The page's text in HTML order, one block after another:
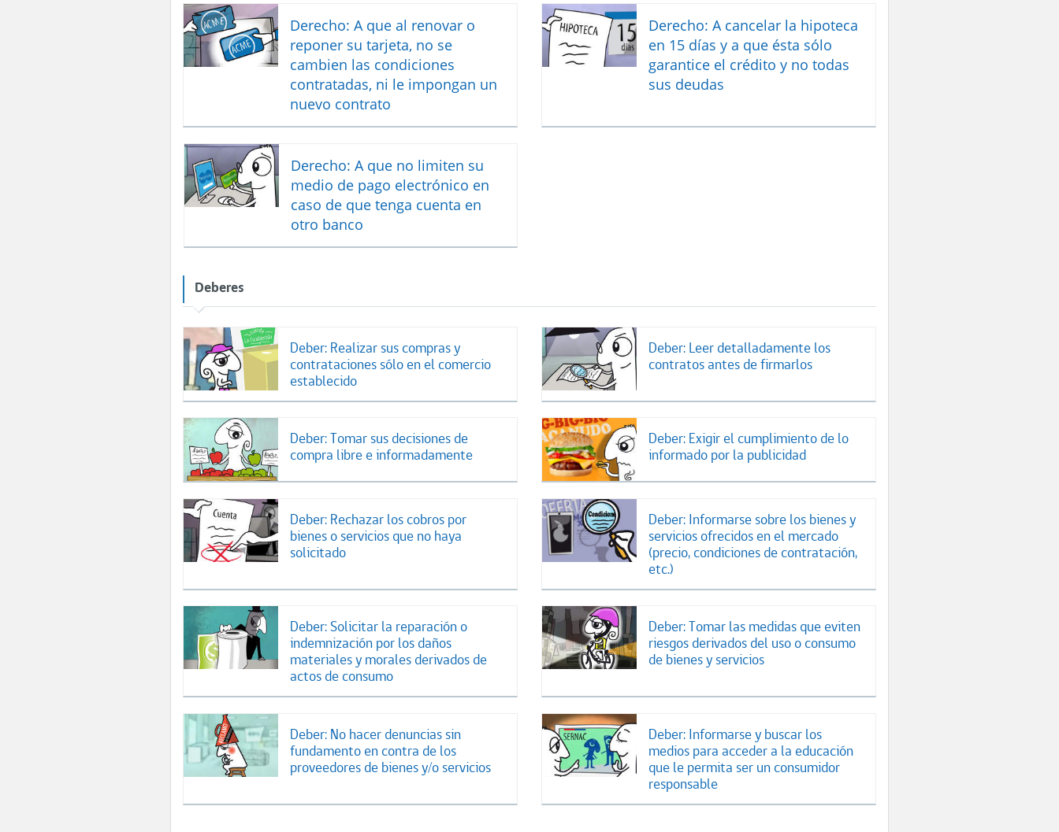
Derecho: A que al renovar o
reponer su tarjeta, no se
cambien las condiciones
contratadas, ni le impongan un
nuevo contrato
Derecho: A cancelar la hipoteca
en 15 días y a que ésta sólo
garantice el crédito y no todas
sus deudas
Derecho: A que no limiten su
medio de pago electrónico en
caso de que tenga cuenta en
otro banco
Deberes
Deber: Realizar sus compras y
contrataciones sólo en el comercio
establecido
Deber: Leer detalladamente los
contratos antes de firmarlos
Deber: Tomar sus decisiones de
compra libre e informadamente
Deber: Exigir el cumplimiento de lo
informado por la publicidad
Deber: Rechazar los cobros por
bienes o servicios que no haya
solicitado
Deber: Informarse sobre los bienes y
servicios ofrecidos en el mercado
(precio, condiciones de contratación,
etc.)
Deber: Solicitar la reparación o
indemnización por los daños
materiales y morales derivados de
actos de consumo
Deber: Tomar las medidas que eviten
riesgos derivados del uso o consumo
de bienes y servicios
Deber: No hacer denuncias sin
fundamento en contra de los
proveedores de bienes y/o servicios
Deber: Informarse y buscar los
medios para acceder a la educación
que le permita ser un consumidor
responsable